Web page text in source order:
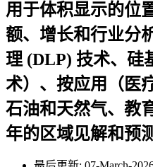
用于体积显示的位
额、增长和行业分
理 (DLP) 技术、硅
术）、按应用（医
石油和天然气、教
年的区域见解和预